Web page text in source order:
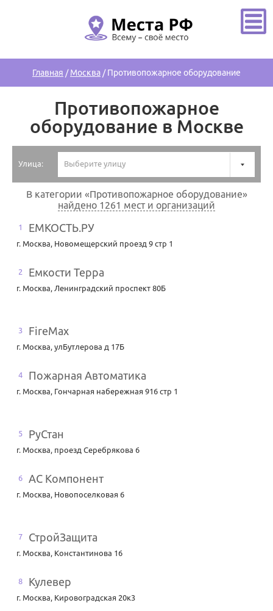
Главная /Москва /Противопожарное оборудование
Противопожарное
оборудование в Москве
Улица: Выберите улицу
В категории «Противопожарное оборудование»
найдено 1261 мест и организаций
1 ЕМКОСТЬ.РУ
г. Москва, Новомещерский проезд 9 стр 1
2 Емкости Терра
г. Москва, Ленинградский проспект 80Б
3 FireMax
г. Москва, улБутлерова д 17Б
4 Пожарная Автоматика
г. Москва, Гончарная набережная 916 стр 1
5 РуСтан
г. Москва, проезд Серебрякова 6
6 АС Компонент
г. Москва, Новопоселковая 6
7 СтройЗащита
г. Москва, Константинова 16
8 Кулевер
г. Москва, Кировоградская 20к3